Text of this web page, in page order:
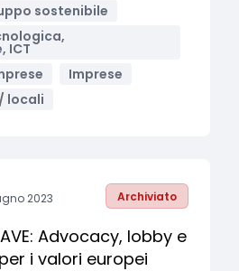
sostenibile
ICT
Imprese
locali
2023 Archiviato
Advocacy, lobby e
i valori europei